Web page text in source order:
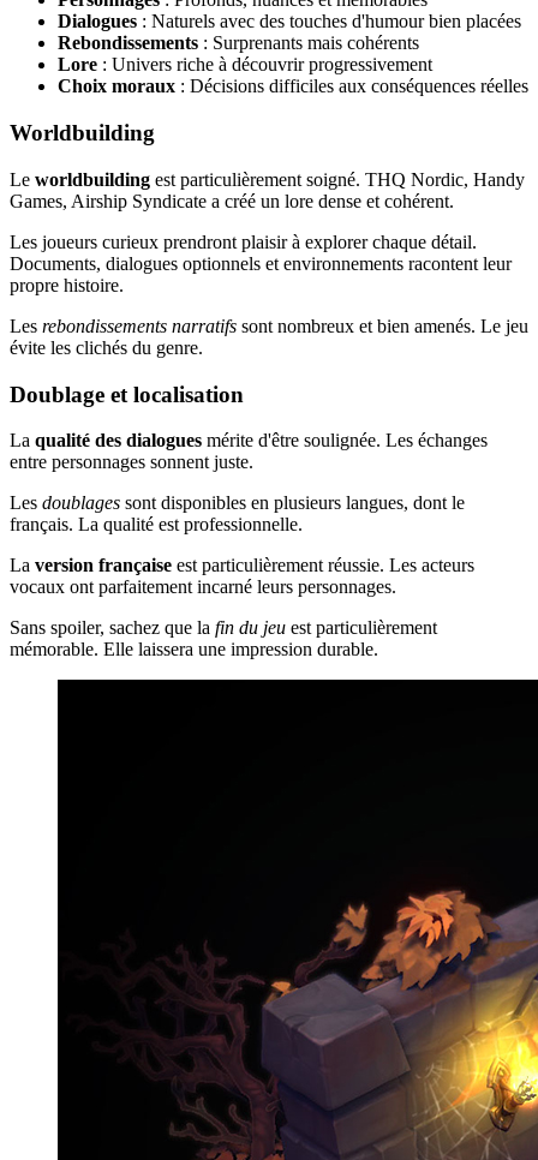
Dialogues : Naturels avec des touches d'humour bien placées
Rebondissements : Surprenants mais cohérents
Lore : Univers riche à découvrir progressivement
Choix moraux : Décisions difficiles aux conséquences réelles
Worldbuilding
Le worldbuilding est particulièrement soigné. THQ Nordic, Handy
Games, Airship Syndicate a créé un lore dense et cohérent.
Les joueurs curieux prendront plaisir à explorer chaque détail.
Documents, dialogues optionnels et environnements racontent leur
propre histoire.
Les rebondissements narratifs sont nombreux et bien amenés. Le jeu
évite les clichés du genre.
Doublage et localisation
La qualité des dialogues mérite d'être soulignée. Les échanges
entre personnages sonnent juste.
Les doublages sont disponibles en plusieurs langues, dont le
français. La qualité est professionnelle.
La version française est particulièrement réussie. Les acteurs
vocaux ont parfaitement incarné leurs personnages.
Sans spoiler, sachez que la fin du jeu est particulièrement
mémorable. Elle laissera une impression durable.